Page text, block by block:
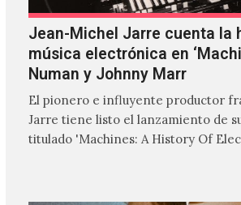
Jean-Michel Jarre cuenta la
música electrónica en
Numan y Johnny Marr
El pionero e influyente productor
Jarre tiene listo el lanzamiento de
titulado 'Machines: A History Of